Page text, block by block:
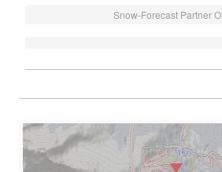
Snow-Forecast Partner